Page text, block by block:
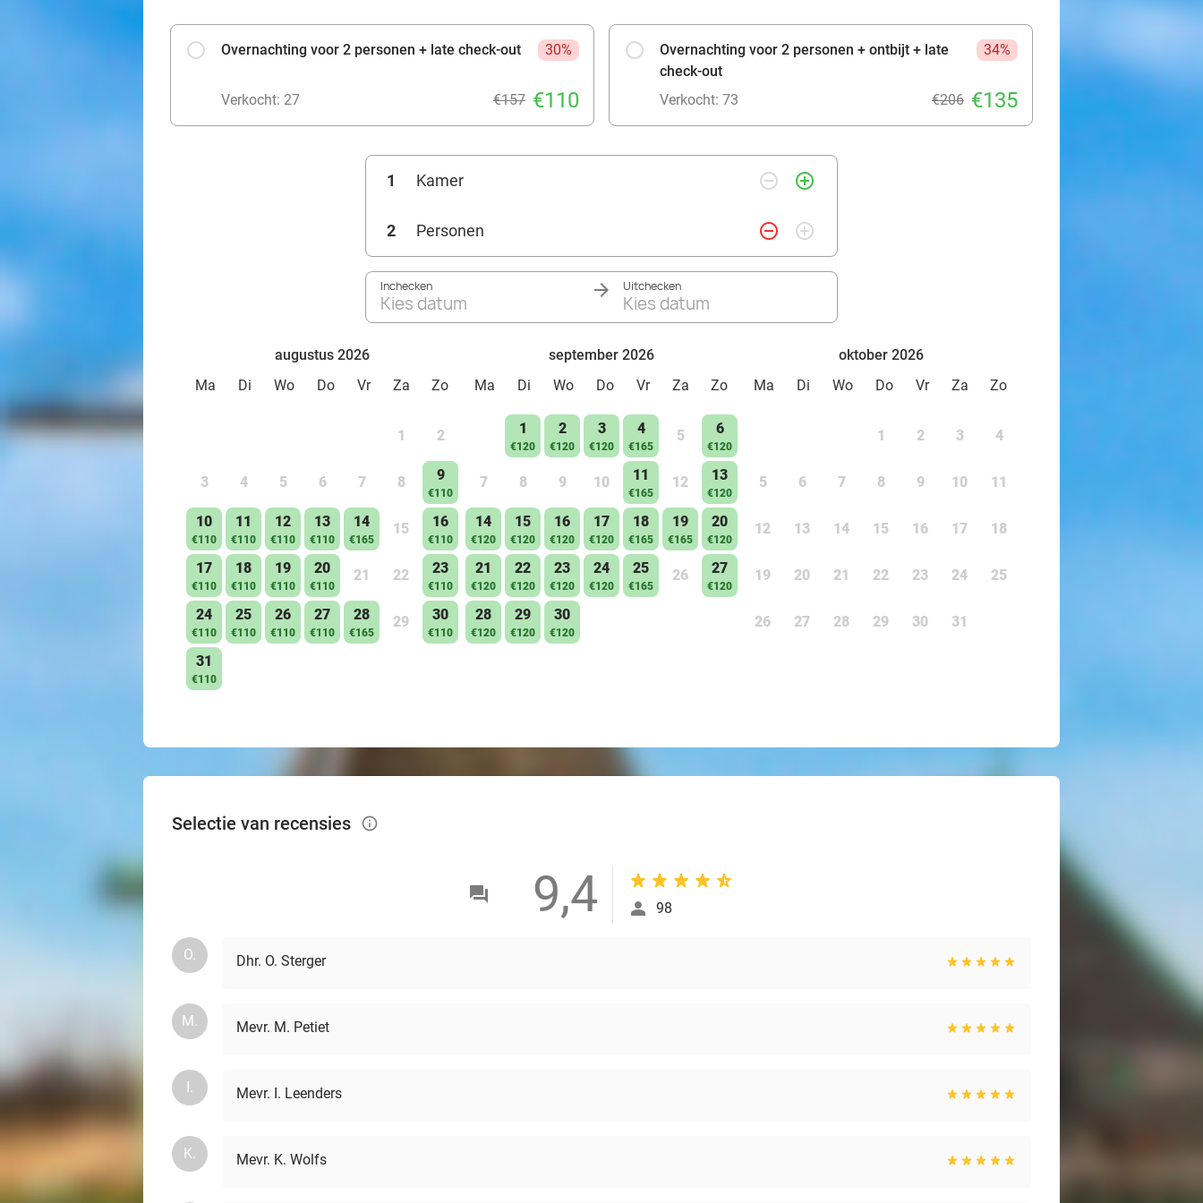
Overnachting voor 2 personen + late check-out 30%
Verkocht: 27 €157 €110
Overnachting voor 2 personen + ontbijt + late
check-out
34%
Verkocht: 73 €206 €135
1 Kamer remove_circle_outline add_circle_outline
2 Personen remove_circle_outline add_circle_outline
Inchecken
Kies datum
Uitchecken
Kies datum
augustus 2026
Ma
Di Wo Do Vr Za Zo
1 2
3 4 5 6 7 8 9
€110
10
€110
11
€110
12
€110
13
€110
14
€165
15 16
€110
17
€110
18
€110
19
€110
20
€110
21 22 23
€110
24
€110
25
€110
26
€110
27
€110
28
€165
29 30
€110
31
€110
september 2026
Ma
Di Wo Do Vr Za Zo
1
€120
2
€120
3
€120
4
€165
5 6
€120
7 8 9 10 11
€165
12 13
€120
14
€120
15
€120
16
€120
17
€120
18
€165
19
€165
20
€120
21
€120
22
€120
23
€120
24
€120
25
€165
26 27
€120
28
€120
29
€120
30
€120
oktober 2026
Ma
Di Wo Do Vr Za Zo
1 2 3 4
5 6 7 8 9 10 11
12 13 14 15 16 17 18
19 20 21 22 23 24 25
26 27 28 29 30 31
Selectie van recensies info_outlined
9,4 98
O. Dhr. O. Sterger
M. Mevr. M. Petiet
I. Mevr. I. Leenders
K. Mevr. K. Wolfs